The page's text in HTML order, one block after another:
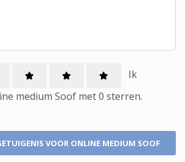
Ik
medium Soof met0 sterren.
VOOR ONLINE MEDIUM SOOF